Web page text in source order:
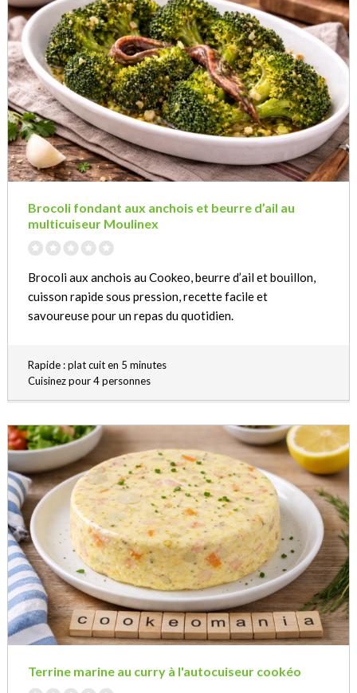
Brocoli fondant aux anchois et beurre d’ail au
multicuiseur Moulinex
Brocoli aux anchois au Cookeo, beurre d’ail et bouillon,
cuisson rapide sous pression, recette facile et
savoureuse pour un repas du quotidien.
Rapide : plat cuit en 5 minutes
Cuisinez pour 4 personnes
Terrine marine au curry à l'autocuiseur cookéo